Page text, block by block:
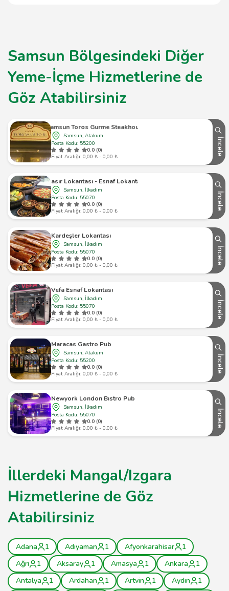
Samsun Bölgesindeki Diğer
Yeme-İçme Hizmetlerine de
Göz Atabilirsiniz
Samsun Toros Gurme Steakhouse
Samsun, Atakum
Posta Kodu: 55200
0.0 (0)
Fiyat Aralığı: 0,00 ₺ - 0,00 ₺
İncele
Hasır Lokantası - Esnaf Lokantası
Samsun, İlkadım
Posta Kodu: 55070
0.0 (0)
Fiyat Aralığı: 0,00 ₺ - 0,00 ₺
İncele
Kardeşler Lokantası
Samsun, İlkadım
Posta Kodu: 55070
0.0 (0)
Fiyat Aralığı: 0,00 ₺ - 0,00 ₺
İncele
Vefa Esnaf Lokantası
Samsun, İlkadım
Posta Kodu: 55070
0.0 (0)
Fiyat Aralığı: 0,00 ₺ - 0,00 ₺
İncele
Maracas Gastro Pub
Samsun, Atakum
Posta Kodu: 55200
0.0 (0)
Fiyat Aralığı: 0,00 ₺ - 0,00 ₺
İncele
Newyork London Bıstro Pub
Samsun, İlkadım
Posta Kodu: 55070
0.0 (0)
Fiyat Aralığı: 0,00 ₺ - 0,00 ₺
İncele
İllerdeki Mangal/Izgara
Hizmetlerine de Göz
Atabilirsiniz
Adana 1 Adıyaman 1 Afyonkarahisar
1
Ağrı
1 Aksaray 1 Amasya 1 Ankara
1
Antalya
1 Ardahan 1 Artvin 1 Aydın 1